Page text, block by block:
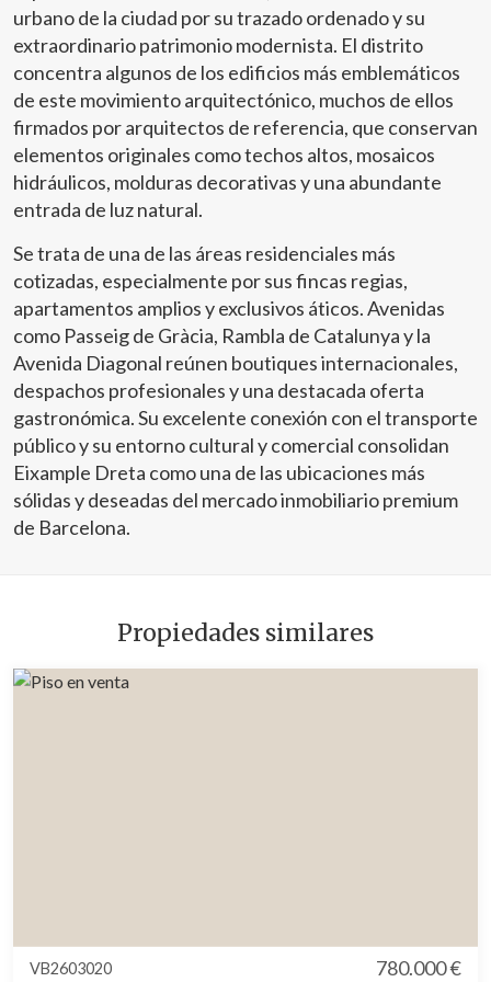
urbano de la ciudad por su trazado ordenado y su
extraordinario patrimonio modernista. El distrito
concentra algunos de los edificios más emblemáticos
de este movimiento arquitectónico, muchos de ellos
firmados por arquitectos de referencia, que conservan
elementos originales como techos altos, mosaicos
hidráulicos, molduras decorativas y una abundante
entrada de luz natural.
Se trata de una de las áreas residenciales más
cotizadas, especialmente por sus fincas regias,
apartamentos amplios y exclusivos áticos. Avenidas
como Passeig de Gràcia, Rambla de Catalunya y la
Avenida Diagonal reúnen boutiques internacionales,
despachos profesionales y una destacada oferta
gastronómica. Su excelente conexión con el transporte
público y su entorno cultural y comercial consolidan
Eixample Dreta como una de las ubicaciones más
sólidas y deseadas del mercado inmobiliario premium
de Barcelona.
Propiedades similares
VB2603020 780.000 €